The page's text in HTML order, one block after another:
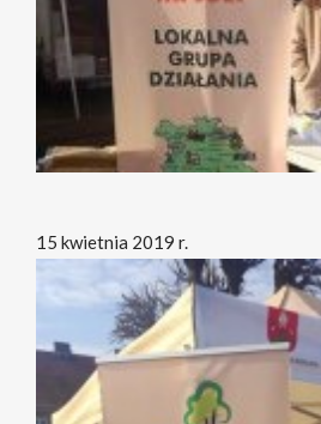
15 kwietnia 2019 r.